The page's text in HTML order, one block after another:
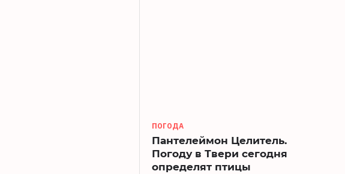
ПОГОДА
Пантелеймон Целитель.
Погоду в Твери сегодня
определят птицы